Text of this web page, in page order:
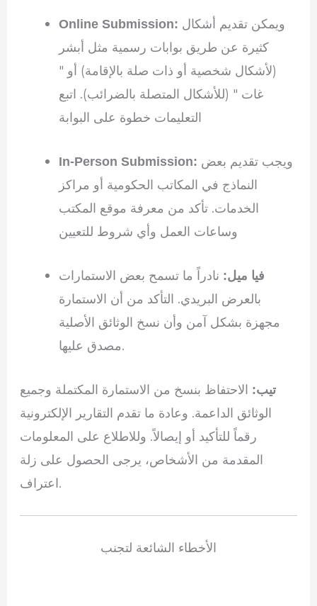
Online Submission:
كثيرة عن طريق بوابات رسمية مثل أبشر
(لأشكال شخصية أو ذات صلة بالإقامة) أو "
غات " (للأشكال المتصلة بالضرائب). اتبع
التعليمات خطوة على البوابة
In-Person Submission:
النماذج في المكاتب الحكومية أو مراكز
الخدمات. تأكد من معرفة موقع المكتب
وساعات العمل وأي شروط للتعيين
فيا ميل: نادراً ما تسمح بعض الاستمارات
بالعرض البريدي. التأكد من أن الاستمارة
مجهزة بشكل آمن وأن نسخ الوثائق الأصلية
مصدق عليها.
تيب: الاحتفاظ بنسخ من الاستمارة المكتملة وجميع
الوثائق الداعمة. وعادة ما تقدم التقارير الإلكترونية
رقماً للتأكيد أو إيصالاً. وللاطلاع على المعلومات
المقدمة من الأشخاص، يرجى الحصول على زلة
اعتراف.
الأخطاء الشائعة لتجنب